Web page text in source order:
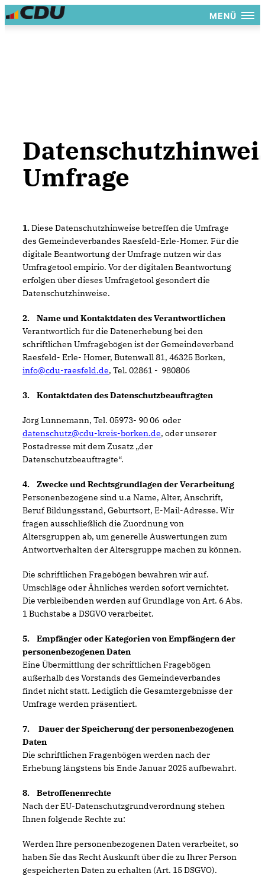
MENÜ
Umfrage
1. Diese Datenschutzhinweise betreffen die Umfrage
des Gemeindeverbandes Raesfeld-Erle-Homer. Für die
digitale Beantwortung der Umfrage nutzen wir das
Umfragetool empirio. Vor der digitalen Beantwortung
erfolgen über dieses Umfragetool gesondert die
Datenschutzhinweise.
2. Name und Kontaktdaten des Verantwortlichen
Verantwortlich für die Datenerhebung bei den
schriftlichen Umfragebögen ist der Gemeindeverband
Raesfeld- Erle- Homer, Butenwall 81, 46325 Borken,
info@cdu-raesfeld.de, Tel. 02861 - 980806
3. Kontaktdaten des Datenschutzbeauftragten
Jörg Lünnemann, Tel. 05973- 90 06 oder
datenschutz@cdu-kreis-borken.de, oder unserer
Postadresse mit dem Zusatz „der
Datenschutzbeauftragte“.
4. Zwecke und Rechtsgrundlagen der Verarbeitung
Personenbezogene sind u.a Name, Alter, Anschrift,
Beruf Bildungsstand, Geburtsort, E-Mail-Adresse. Wir
fragen ausschließlich die Zuordnung von
Altersgruppen ab, um generelle Auswertungen zum
Antwortverhalten der Altersgruppe machen zu können.
Die schriftlichen Fragebögen bewahren wir auf.
Umschläge oder Ähnliches werden sofort vernichtet.
Die verbleibenden werden auf Grundlage von Art. 6 Abs.
1 Buchstabe a DSGVO verarbeitet.
5. Empfänger oder Kategorien von Empfängern der
personenbezogenen Daten
Eine Übermittlung der schriftlichen Fragebögen
außerhalb des Vorstands des Gemeindeverbandes
findet nicht statt. Lediglich die Gesamtergebnisse der
Umfrage werden präsentiert.
7. Dauer der Speicherung der personenbezogenen
Daten
Die schriftlichen Fragenbögen werden nach der
Erhebung längstens bis Ende Januar 2025 aufbewahrt.
8. Betroffenenrechte
Nach der EU-Datenschutzgrundverordnung stehen
Ihnen folgende Rechte zu:
Werden Ihre personenbezogenen Daten verarbeitet, so
haben Sie das Recht Auskunft über die zu Ihrer Person
gespeicherten Daten zu erhalten (Art. 15 DSGVO).